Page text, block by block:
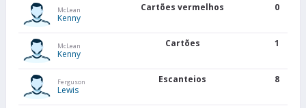
McLean
Kenny
Cartões vermelhos 0
McLean
Kenny
Cartões 1
Ferguson
Lewis
Escanteios 8